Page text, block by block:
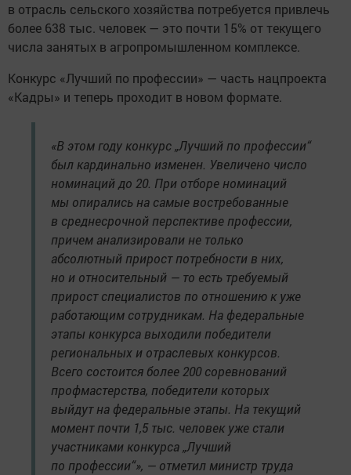
в отрасль сельского хозяйства потребуется привлечь
более 638 тыс. человек — это почти 15% от текущего
числа занятых в агропромышленном комплексе.
Конкурс «Лучший по профессии» — часть нацпроекта
«Кадры» и теперь проходит в новом формате.
«В этом году конкурс „Лучший по профессии“
был кардинально изменен. Увеличено число
номинаций до 20. При отборе номинаций
мы опирались на самые востребованные
в среднесрочной перспективе профессии,
причем анализировали не только
абсолютный прирост потребности в них,
но и относительный — то есть требуемый
прирост специалистов по отношению к уже
работающим сотрудникам. На федеральные
этапы конкурса выходили победители
региональных и отраслевых конкурсов.
Всего состоится более 200 соревнований
профмастерства, победители которых
выйдут на федеральные этапы. На текущий
момент почти 1,5 тыс. человек уже стали
участниками конкурса „Лучший
по профессии“», — отметил министр труда